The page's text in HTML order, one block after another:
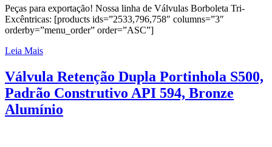
Peças para exportação! Nossa linha de Válvulas Borboleta Tri-
Excêntricas: [products ids=”2533,796,758″ columns=”3″
orderby=”menu_order” order=”ASC”]
Leia Mais
Válvula Retenção Dupla Portinhola S500,
Padrão Construtivo API 594, Bronze
Alumínio